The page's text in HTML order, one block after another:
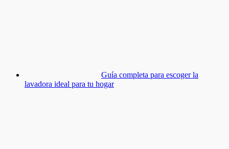
Guía completa para escoger la
lavadora ideal para tu hogar